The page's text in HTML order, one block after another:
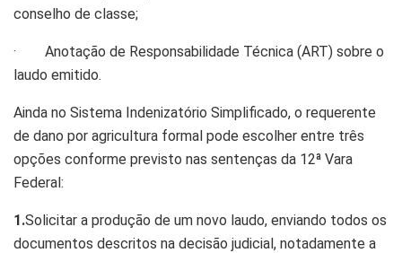
conselho de classe;
· Anotação de Responsabilidade Técnica (ART) sobre o
laudo emitido.
Ainda no Sistema Indenizatório Simplificado, o requerente
de dano por agricultura formal pode escolher entre três
opções conforme previsto nas sentenças da 12ª Vara
Federal:
1.Solicitar a produção de um novo laudo, enviando todos os
documentos descritos na decisão judicial, notadamente a